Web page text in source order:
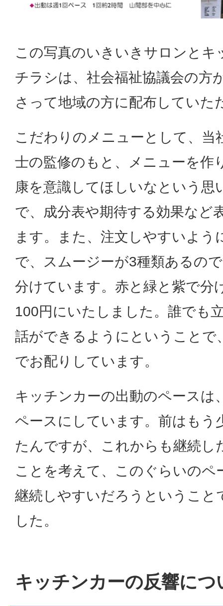
この写真のいきいきサロンとキ
チラシは、社会福祉協議会の方
さって地域の方に配布していた
こだわりのメニューとして、当
士の監修のもと、メニューを作
康を意識してほしいなという思
で、成分表や期待する効果など
ます。また、注文しやすいよう
で、スムージーが3種類あるの
分けています。赤と緑と紫で分
100円にいたしました。誰でも
話ができるようにということで
でお配りしています。
キッチンカーの出動のペースは
ペースにしています。前はもう
たんですが、これからも継続し
ことを考えて、このぐらいのペ
継続しやすいだろうということ
した。
キッチンカーの反響につ